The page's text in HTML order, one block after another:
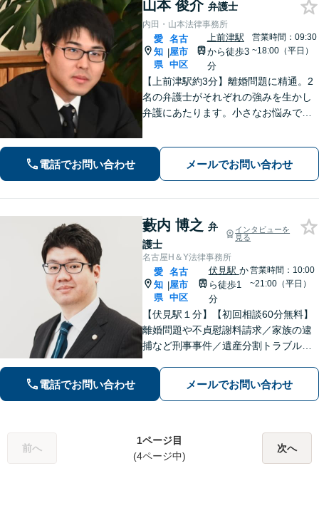
山本 俊介 弁護士
内田・山本法律事務所
愛
知
県
|
名古
屋市
中区
上前津駅
から徒歩3
分
営業時間：09:30
~18:00（平日）
【上前津駅約3分】離婚問題に精通。2
名の弁護士がそれぞれの強みを生かし
弁護にあたります。小さなお悩みで
イスを行います！【初回相談無料】
電話でお問い合わせ メールでお問い合わせ
藪内 博之 弁
護士
インタビューを
見る
名古屋H＆Y法律事務所
愛
知
県
|
名古
屋市
中区
伏見駅 か
ら徒歩1
分
営業時間：10:00
~21:00（平日）
【伏見駅１分】【初回相談60分無料】
離婚問題や不貞慰謝料請求／家族の逮
捕など刑事事件／遺産分割トラブルや
ください。依頼者さまと丁寧に対話し
寄り添い、解決まで粘り強く対応しま
電話でお問い合わせ メールでお問い合わせ
前へ
1ページ目
(4ページ中)
次へ